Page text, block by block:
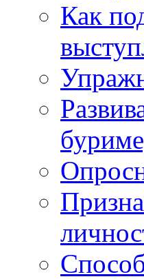
Как